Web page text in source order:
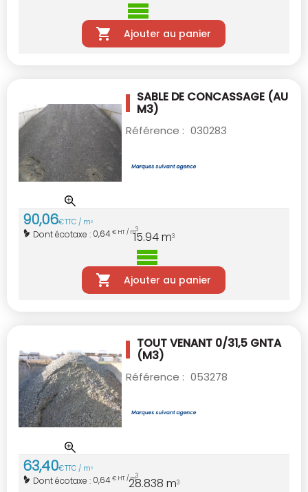
Ajouter au panier
SABLE DE CONCASSAGE (AU
M3)
Référence : 030283
90,06€TTC / m3
Dont écotaxe : 0,64€ HT / m3
15.94m3
Ajouter au panier
TOUT VENANT 0/31,5 GNTA
(M3)
Référence : 053278
63,40€TTC / m3
Dont écotaxe : 0,64€ HT / m3
28.838 m3